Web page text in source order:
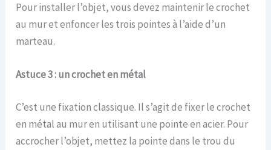
Pour installer l’objet, vous devez maintenir le crochet
au mur et enfoncer les trois pointes à l’aide d’un
marteau.
Astuce 3 : un crochet en métal
C’est une fixation classique. Il s’agit de fixer le crochet
en métal au mur en utilisant une pointe en acier. Pour
accrocher l’objet, mettez la pointe dans le trou du